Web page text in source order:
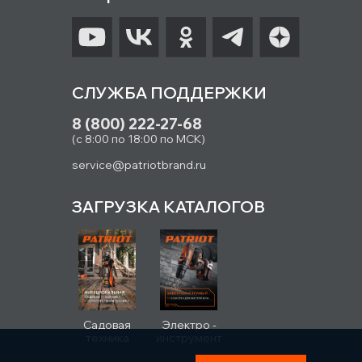
СЛУЖБА ПОДДЕРЖКИ
8 (800) 222-27-68
(с 8:00 по 18:00 по МСК)
service@patriotbrand.ru
ЗАГРУЗКА КАТАЛОГОВ
Садовая
Электро -